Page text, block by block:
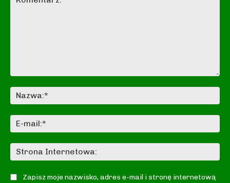
Zapisz moje nazwisko, adres e-mail i stronę internetową